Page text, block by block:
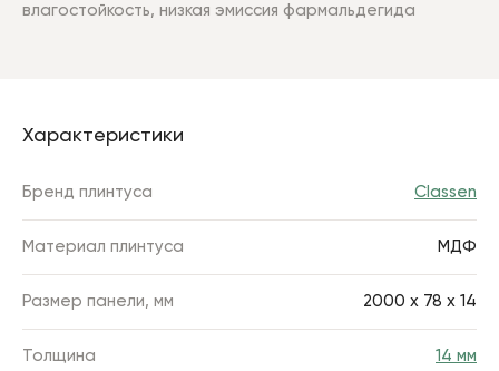
влагостойкость, низкая эмиссия фармальдегида
Характеристики
Бренд плинтуса Classen
Материал плинтуса МДФ
Размер панели, мм 2000 x 78 x 14
Толщина 14 мм